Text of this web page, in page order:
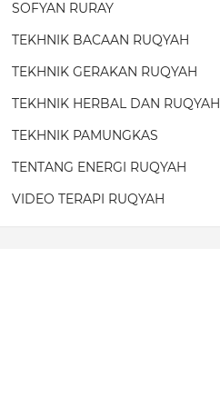
SOFYAN RURAY
TEKHNIK BACAAN RUQYAH
TEKHNIK GERAKAN RUQYAH
TEKHNIK HERBAL DAN RUQYAH
TEKHNIK PAMUNGKAS
TENTANG ENERGI RUQYAH
VIDEO TERAPI RUQYAH